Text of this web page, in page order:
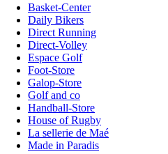
Basket-Center
Daily Bikers
Direct Running
Direct-Volley
Espace Golf
Foot-Store
Galop-Store
Golf and co
Handball-Store
House of Rugby
La sellerie de Maé
Made in Paradis